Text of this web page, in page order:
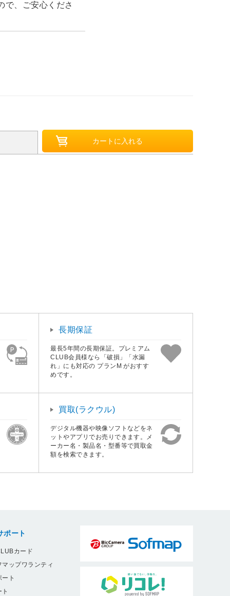
で、ご安心くださ
長期保証
最長5年間の長期保証。プレミアム
CLUB会員様なら「破損」「水漏
れ」にも対応の プランM がおすす
めです。
買取(ラクウル)
デジタル機器や映像ソフトなどをネ
ットやアプリでお売りできます。メ
ーカー名・製品名・型番等で買取金
額を検索できます。
ポート
カード
ップワランティ
ト